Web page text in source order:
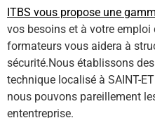
ITBS vous propose une
vos besoins et à votre
formateurs vous aidera à
sécurité.Nous établissons
technique localisé à SAINT-
nous pouvons pareillement
ententreprise.